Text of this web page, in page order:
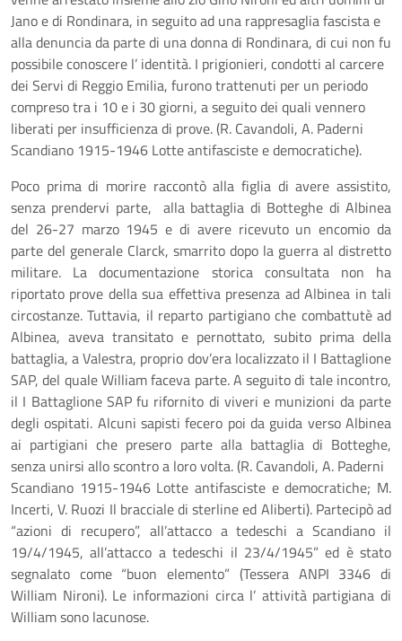
Jano e di Rondinara, in seguito ad una rappresaglia fascista e
alla denuncia da parte di una donna di Rondinara, di cui non fu
possibile conoscere l’ identità. I prigionieri, condotti al carcere
dei Servi di Reggio Emilia, furono trattenuti per un periodo
compreso tra i 10 e i 30 giorni, a seguito dei quali vennero
liberati per insufficienza di prove. (R. Cavandoli, A. Paderni
Scandiano 1915-1946 Lotte antifasciste e democratiche).
Poco prima di morire raccontò alla figlia di avere assistito,
senza prendervi parte, alla battaglia di Botteghe di Albinea
del 26-27 marzo 1945 e di avere ricevuto un encomio da
parte del generale Clarck, smarrito dopo la guerra al distretto
militare. La documentazione storica consultata non ha
riportato prove della sua effettiva presenza ad Albinea in tali
circostanze. Tuttavia, il reparto partigiano che combattutè ad
Albinea, aveva transitato e pernottato, subito prima della
battaglia, a Valestra, proprio dov’era localizzato il I Battaglione
SAP, del quale William faceva parte. A seguito di tale incontro,
il I Battaglione SAP fu rifornito di viveri e munizioni da parte
degli ospitati. Alcuni sapisti fecero poi da guida verso Albinea
ai partigiani che presero parte alla battaglia di Botteghe,
senza unirsi allo scontro a loro volta. (R. Cavandoli, A. Paderni
Scandiano 1915-1946 Lotte antifasciste e democratiche; M.
Incerti, V. Ruozi Il bracciale di sterline ed Aliberti). Partecipò ad
“azioni di recupero”, all’attacco a tedeschi a Scandiano il
19/4/1945, all’attacco a tedeschi il 23/4/1945” ed è stato
segnalato come “buon elemento” (Tessera ANPI 3346 di
William Nironi). Le informazioni circa l’ attività partigiana di
William sono lacunose.